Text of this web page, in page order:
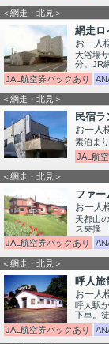
＜網走・北見＞
網走ロ
お一人
大浴場
分。JR
JAL航空券パックあり
＜網走・北見＞
民宿ラ
お一人
素泊ま
JAL航
＜網走・北見＞
ファ
お一人
天都山
ス乗換
JAL航空券パックあり
＜網走・北見＞
呼人旅
お一人
呼人駅
下車。
JAL航空券パックあり